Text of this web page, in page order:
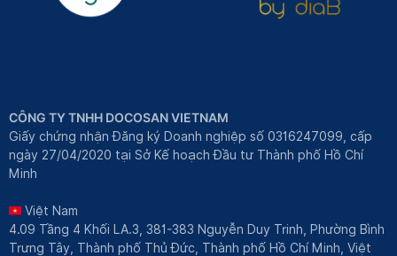
CÔNG TY TNHH DOCOSAN VIETNAM
Giấy chứng nhận Đăng ký Doanh nghiệp số 0316247099, cấp
ngày 27/04/2020 tại Sở Kế hoạch Đầu tư Thành phố Hồ Chí
Minh
Việt Nam
4.09 Tầng 4 Khối LA.3, 381-383 Nguyễn Duy Trinh, Phường Bình
Trưng Tây, Thành phố Thủ Đức, Thành phố Hồ Chí Minh, Việt